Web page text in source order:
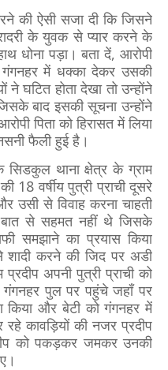
की ऐसी सजा दी कि जिसने
के युवक से प्यार करने के
धोना पड़ा। बता दें, आरोपी
गंगनहर में धक्का देकर उसकी
घटित होता देखा तो उन्होंने
बाद इसकी सूचना उन्होंने
पिता को हिरासत में लिया
फैली हुई है।
सिडकुल थाना क्षेत्र के ग्राम
18 वर्षीय पुत्री प्राची दूसरे
से विवाह करना चाहती
बात से सहमत नहीं थे जिसके
समझाने का प्रयास किया
करने की जिद पर अडी
अपनी पुत्री प्राची को
पुल पर पहुंचे जहाँ पर
किया और बेटी को गंगनहर में
कावड़ियों की नजर प्रदीप
को पकड़कर जमकर उनकी